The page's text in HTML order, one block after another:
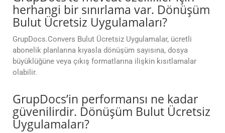
herhangi bir sınırlama var. Dönüşüm
Bulut Ücretsiz Uygulamaları?
GrupDocs.Convers Bulut Ücretsiz Uygulamalar, ücretli
abonelik planlarına kıyasla dönüşüm sayısına, dosya
büyüklüğüne veya çıkış formatlarına ilişkin kısıtlamalar
olabilir.
GrupDocs’in performansı ne kadar
güvenilirdir. Dönüşüm Bulut Ücretsiz
Uygulamaları?